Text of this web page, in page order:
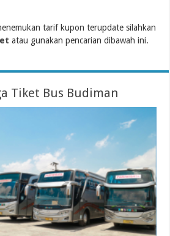
tarif kupon terupdate silahkan
atau gunakan pencarian dibawah ini.
Tiket Bus Budiman